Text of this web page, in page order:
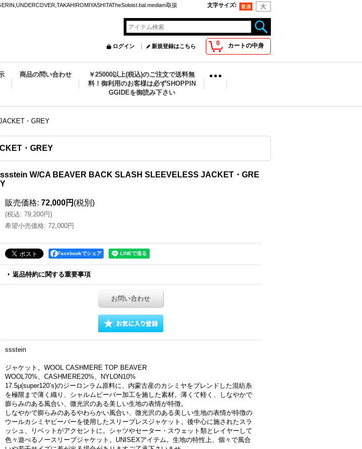
取扱
文字サイズ:
0 カートの中身
ログイン 新規登録はこちら
商品の問い合わせ
￥25000以上(税込)のご注文で送料無
料！御利用のお客様は必ずSHOPPIN
GGIDEを御読み下さい
・GREY
・GREY
ssstein W/CA BEAVER BACK SLASH SLEEVELESS JACKET・GRE
Y
販売価格: 72,000円 (税別)
(税込: 79,200円)
希望小売価格: 72,000円
Facebookでシェア
返品特約に関する重要事項
お問い合わせ
ssstein
ジャケット。WOOL CASHMERE TOP BEAVER
WOOL70%、CASHMERE20%、NYLON10%
17.5μ(super120ʼs)のジーロンラム原料に、内蒙古産のカシミヤをブレンドした混紡糸
を極限まで薄く織り、シャルムビーバー加工を施した素材。薄くて軽く、しなやかで
膨らみのある風合い、微光沢のある美しい生地の表情が特徴。
しなやかで膨らみのあるやわらかい風合い、微光沢のある美しい生地の表情が特徴の
ウールカシミヤビーバーを使用したスリーブレスジャケット。後中心に施されたスラ
ッシュ、リベットがアクセントに。シャツやセーター・スウェット類とレイヤーして
色々遊べるノースリーブジャケット。UNISEXアイテム。生地の特性上、個々で風合